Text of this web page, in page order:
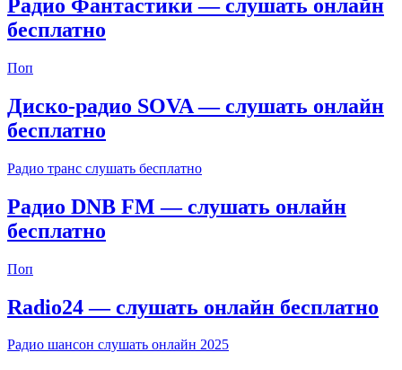
Радио Фантастики — слушать онлайн
бесплатно
Поп
Диско-радио SOVA — слушать онлайн
бесплатно
Радио транс слушать бесплатно
Радио DNB FM — слушать онлайн
бесплатно
Поп
Radio24 — слушать онлайн бесплатно
Радио шансон слушать онлайн 2025